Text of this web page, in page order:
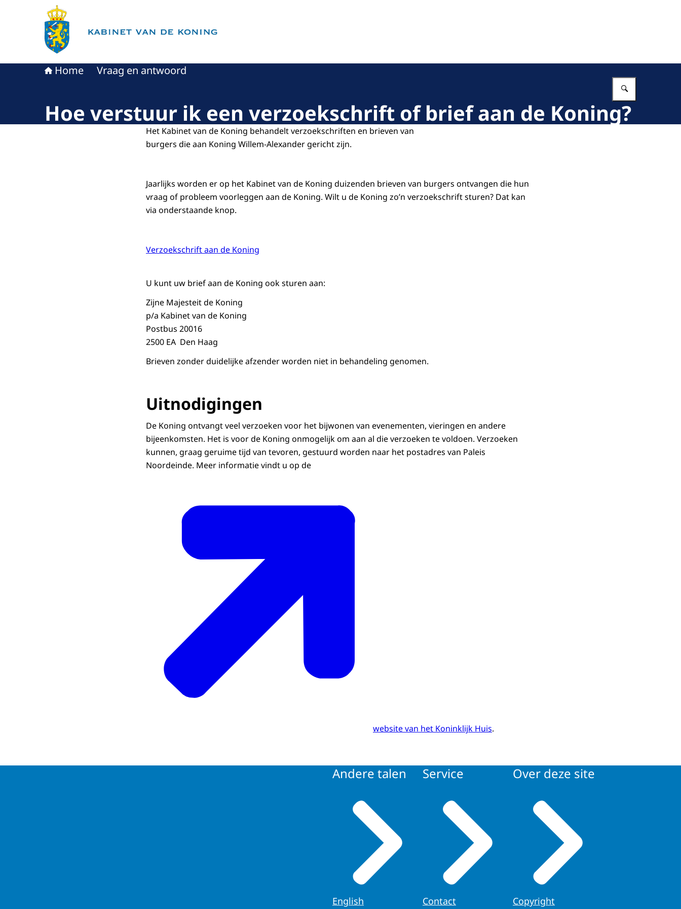
Naar de homepage van Kabinet van de Koning
Home Vraag en antwoord
Hoe verstuur ik een verzoekschrift of brief aan de Koning?
Het Kabinet van de Koning behandelt verzoekschriften en brieven van
burgers die aan Koning Willem-Alexander gericht zijn.
Jaarlijks worden er op het Kabinet van de Koning duizenden brieven van burgers ontvangen die hun
vraag of probleem voorleggen aan de Koning. Wilt u de Koning zo’n verzoekschrift sturen? Dat kan
via onderstaande knop.
Verzoekschrift aan de Koning
U kunt uw brief aan de Koning ook sturen aan:
Zijne Majesteit de Koning
p/a Kabinet van de Koning
Postbus 20016
2500 EA Den Haag
Brieven zonder duidelijke afzender worden niet in behandeling genomen.
Uitnodigingen
De Koning ontvangt veel verzoeken voor het bijwonen van evenementen, vieringen en andere
bijeenkomsten. Het is voor de Koning onmogelijk om aan al die verzoeken te voldoen. Verzoeken
kunnen, graag geruime tijd van tevoren, gestuurd worden naar het postadres van Paleis
Noordeinde. Meer informatie vindt u op de
website van het Koninklijk Huis.
Andere talen
English
Service
Contact
Over deze site
Copyright